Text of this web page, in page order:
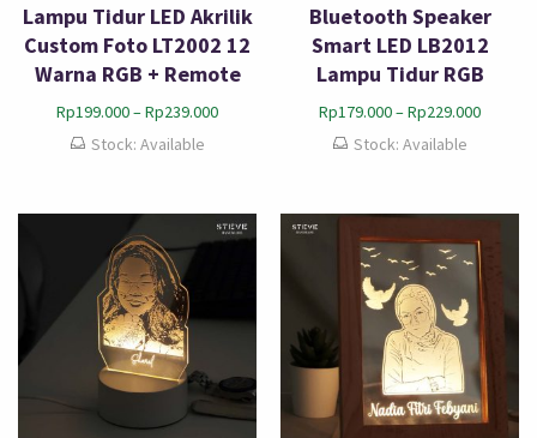
Lampu Tidur LED Akrilik
Custom Foto LT2002 12
Warna RGB + Remote
Rp199.000–Rp239.000
Stock: Available
Bluetooth Speaker
Smart LED LB2012
Lampu Tidur RGB
Rp179.000–Rp229.000
Stock: Available